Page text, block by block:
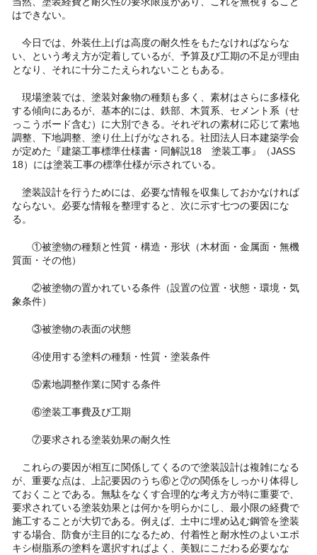
はできない。
今日では、外装仕上げは高度の耐久性をもたなければならな
い、という考え方が定着しているが、予算及び工期の不足が理由
となり、それに十分こたえられないこともある。
現場塗装では、塗装対象物の種類も多く、素材はさらに多様化
する傾向にあるが、基本的には、鉄部、木質系、セメント系（せ
っこうボード含む）に大別できる。それぞれの素材に応じて素地
調整、下地調整、塗り仕上げがなされる。社団法人日本建築学会
が定めた『建築工事標準仕様書・同解説18 塗装工事』（JASS
18）には塗装工事の標準仕様が示されている。
塗装設計を行うためには、必要な情報を収集しておかなければ
ならない。必要な情報を整理すると、次に示す七つの要因にな
る。
①被塗物の種類と性質・構造・形状（木材面・金属面・無機
質面・その他）
②被塗物の置かれている条件（設置の位置・状態・環境・気
象条件）
③被塗物の表面の状態
④使用する塗料の種類・性質・塗装条件
⑤素地調整作業に関する条件
⑥塗装工事費及び工期
⑦要求される塗装効果の耐久性
これらの要因が相互に関係してくるので塗装設計は複雑になる
が、重要な点は、上記要因のうち⑥と⑦の関係をしっかり体得し
ておくことである。無駄をなくす合理的な考え方が特に重要で、
要求されている塗装効果とは何かを明らかにし、最小限の経費で
施工することが大切である。例えば、土中に埋め込む鋼管を塗装
する場合、防食が主目的になるため、付着性と耐水性のよいエポ
キシ樹脂系の塗料を選択すればよく、美観にこだわる必要なな